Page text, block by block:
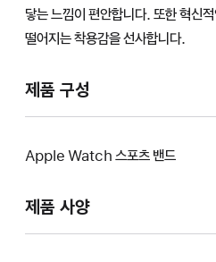
닿는 느낌이 편안합니다. 또한 혁신
떨어지는 착용감을 선사합니다.
제품 구성
Apple Watch 스포츠 밴드
제품 사양